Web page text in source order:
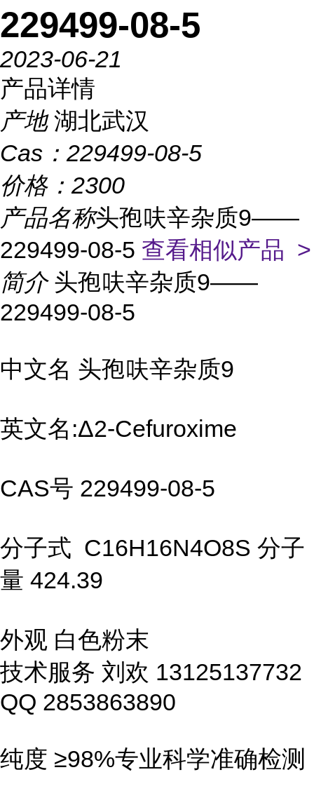
229499-08-5
2023-06-21
产品详情
产地 湖北武汉
Cas： 229499-08-5
价格： 2300
产品名称头孢呋辛杂质9——
229499-08-5 查看相似产品 >
简介 头孢呋辛杂质9——
229499-08-5
中文名 头孢呋辛杂质9
英文名:Δ2-Cefuroxime
CAS号 229499-08-5
分子式 C16H16N4O8S 分子
量 424.39
外观 白色粉末
技术服务 刘欢 13125137732
QQ 2853863890
纯度 ≥98%专业科学准确检测